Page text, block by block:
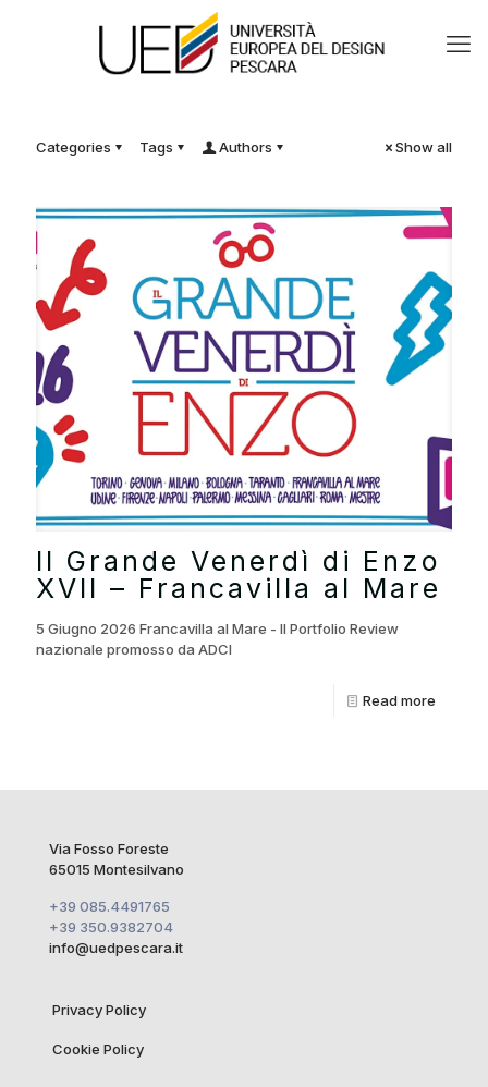
Categories Tags Authors Show all
Il Grande Venerdì di Enzo
XVII – Francavilla al Mare
5 Giugno 2026 Francavilla al Mare - Il Portfolio Review
nazionale promosso da ADCI
Read more
Via Fosso Foreste
65015 Montesilvano
+39 085.4491765
+39 350.9382704
info@uedpescara.it
Privacy Policy
Cookie Policy